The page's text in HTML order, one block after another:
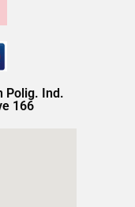
Polig. Ind.
166